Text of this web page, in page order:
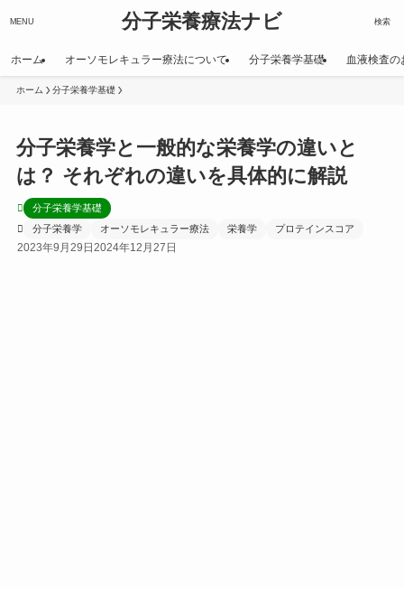
分子栄養療法ナビ 検索
MENU
ホーム オーソモレキュラー療法について 分子栄養学基礎 血液検査の
ホーム 分子栄養学基礎
分子栄養学と一般的な栄養学の違いと
は？ それぞれの違いを具体的に解説
分子栄養学基礎
分子栄養学
オーソモレキュラー療法 栄養学 プロテインスコア
2023年9月29日 2024年12月27日